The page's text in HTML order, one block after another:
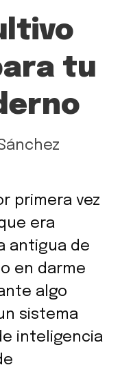
tu
primera vez
era
antigua de
en darme
algo
sistema
inteligencia